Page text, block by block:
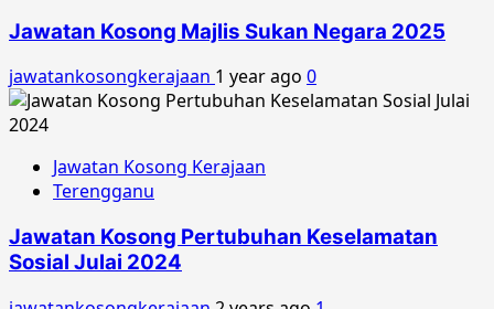
Jawatan Kosong Majlis Sukan Negara 2025
jawatankosongkerajaan 1 year ago 0
Jawatan Kosong Kerajaan
Terengganu
Jawatan Kosong Pertubuhan Keselamatan
Sosial Julai 2024